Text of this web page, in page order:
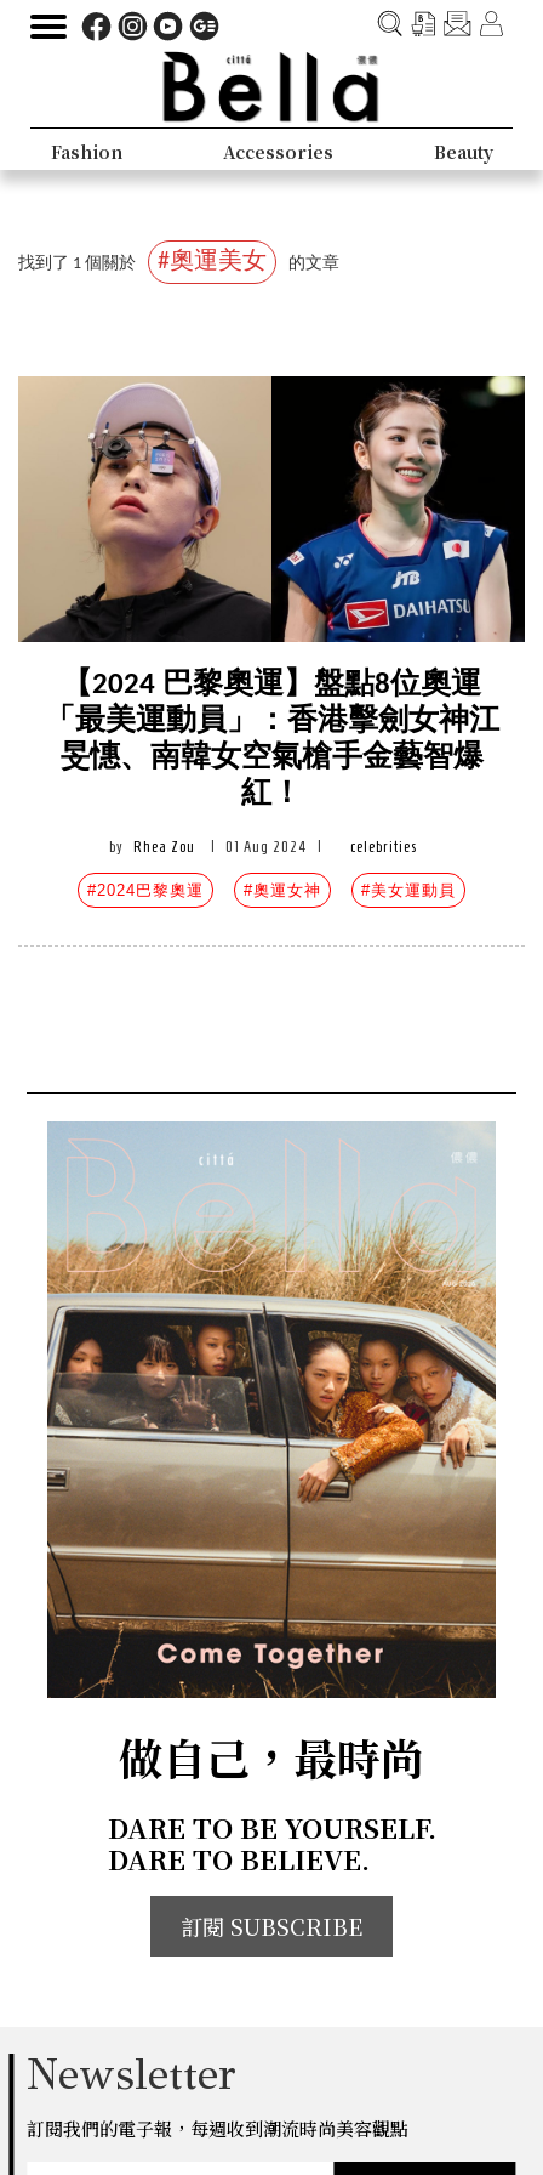
Fashion Accessories Beauty
找到了 1 個關於 #奧運美女 的文章
【2024 巴黎奧運】盤點8位奧運
「最美運動員」：香港擊劍女神江
旻憓、南韓女空氣槍手金藝智爆
紅！
by Rhea Zou 01 Aug 2024 celebrities
#2024巴黎奧運 #奧運女神 #美女運動員
做自己，最時尚
DARE TO BE YOURSELF.
DARE TO BELIEVE.
訂閱 SUBSCRIBE
Newsletter
訂閱我們的電子報，每週收到潮流時尚美容觀點